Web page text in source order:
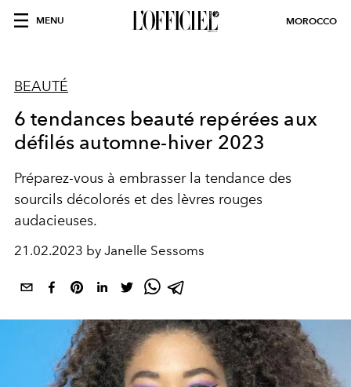
MENU MOROCCO
BEAUTÉ
6 tendances beauté repérées aux
défilés automne-hiver 2023
Préparez-vous à embrasser la tendance des
sourcils décolorés et des lèvres rouges
audacieuses.
21.02.2023 by Janelle Sessoms